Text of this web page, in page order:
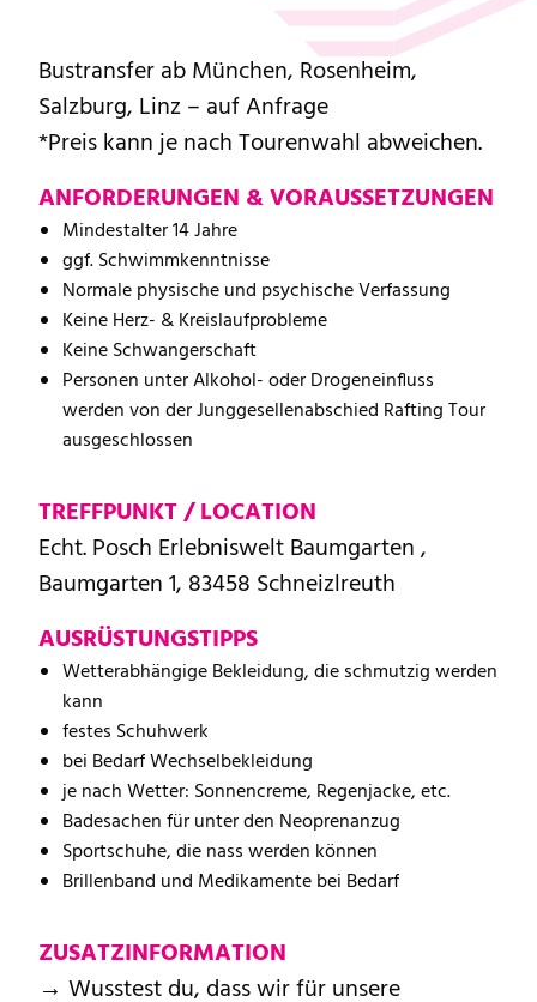
Bustransfer ab München, Rosenheim,
Salzburg, Linz – auf Anfrage
*Preis kann je nach Tourenwahl abweichen.
ANFORDERUNGEN & VORAUSSETZUNGEN
Mindestalter 14 Jahre
ggf. Schwimmkenntnisse
Normale physische und psychische Verfassung
Keine Herz- & Kreislaufprobleme
Keine Schwangerschaft
Personen unter Alkohol- oder Drogeneinfluss
werden von der Junggesellenabschied Rafting Tour
ausgeschlossen
TREFFPUNKT / LOCATION
Echt. Posch Erlebniswelt Baumgarten ,
Baumgarten 1, 83458 Schneizlreuth
AUSRÜSTUNGSTIPPS
Wetterabhängige Bekleidung, die schmutzig werden
kann
festes Schuhwerk
bei Bedarf Wechselbekleidung
je nach Wetter: Sonnencreme, Regenjacke, etc.
Badesachen für unter den Neoprenanzug
Sportschuhe, die nass werden können
Brillenband und Medikamente bei Bedarf
ZUSATZINFORMATION
→ Wusstest du, dass wir für unsere